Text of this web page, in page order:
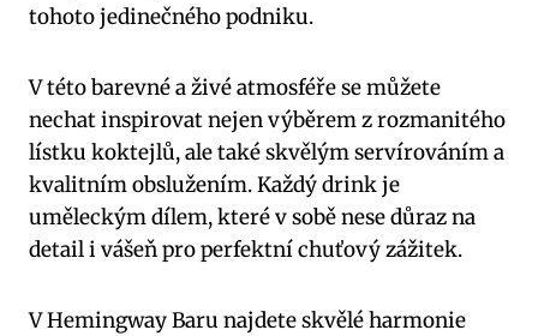
tohoto jedinečného podniku.
V této barevné a živé atmosféře se můžete
nechat inspirovat nejen výběrem z rozmanitého
lístku koktejlů, ale také skvělým servírováním a
kvalitním obslužením. Každý drink je
uměleckým dílem, které v sobě nese důraz na
detail i vášeň pro perfektní chuťový zážitek.
V Hemingway Baru najdete skvělé harmonie